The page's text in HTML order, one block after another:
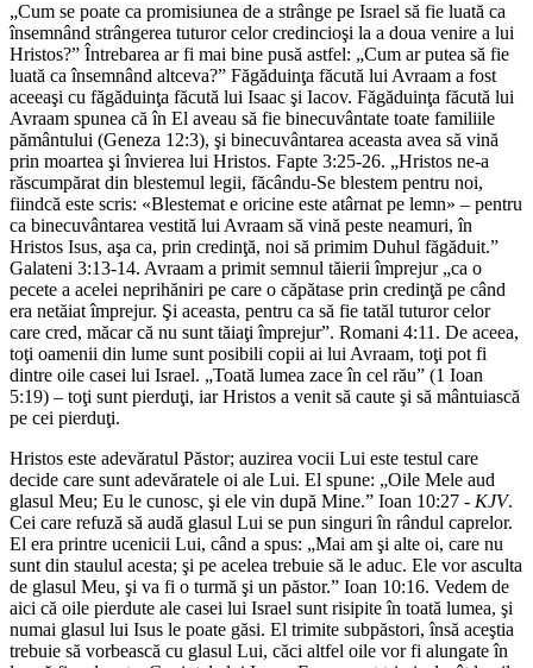
„Cum se poate ca promisiunea de a strânge pe Israel să fie luată ca
însemnând strângerea tuturor celor credincioşi la a doua venire a lui
Hristos?” Întrebarea ar fi mai bine pusă astfel: „Cum ar putea să fie
luată ca însemnând altceva?” Făgăduinţa făcută lui Avraam a fost
aceeaşi cu făgăduinţa făcută lui Isaac şi Iacov. Făgăduinţa făcută lui
Avraam spunea că în El aveau să fie binecuvântate toate familiile
pământului (Geneza 12:3), şi binecuvântarea aceasta avea să vină
prin moartea şi învierea lui Hristos. Fapte 3:25-26. „Hristos ne-a
răscumpărat din blestemul legii, făcându-Se blestem pentru noi,
fiindcă este scris: «Blestemat e oricine este atârnat pe lemn» – pentru
ca binecuvântarea vestită lui Avraam să vină peste neamuri, în
Hristos Isus, aşa ca, prin credinţă, noi să primim Duhul făgăduit.”
Galateni 3:13-14. Avraam a primit semnul tăierii împrejur „ca o
pecete a acelei neprihăniri pe care o căpătase prin credinţă pe când
era netăiat împrejur. Şi aceasta, pentru ca să fie tatăl tuturor celor
care cred, măcar că nu sunt tăiaţi împrejur”. Romani 4:11. De aceea,
toţi oamenii din lume sunt posibili copii ai lui Avraam, toţi pot fi
dintre oile casei lui Israel. „Toată lumea zace în cel rău” (1 Ioan
5:19) – toţi sunt pierduţi, iar Hristos a venit să caute şi să mântuiască
pe cei pierduţi.
Hristos este adevăratul Păstor; auzirea vocii Lui este testul care
decide care sunt adevăratele oi ale Lui. El spune: „Oile Mele aud
glasul Meu; Eu le cunosc, şi ele vin după Mine.” Ioan 10:27 - KJV.
Cei care refuză să audă glasul Lui se pun singuri în rândul caprelor.
El era printre ucenicii Lui, când a spus: „Mai am şi alte oi, care nu
sunt din staulul acesta; şi pe acelea trebuie să le aduc. Ele vor asculta
de glasul Meu, şi va fi o turmă şi un păstor.” Ioan 10:16. Vedem de
aici că oile pierdute ale casei lui Israel sunt risipite în toată lumea, şi
numai glasul lui Isus le poate găsi. El trimite subpăstori, însă aceştia
trebuie să vorbească cu glasul Lui, căci altfel oile vor fi alungate în